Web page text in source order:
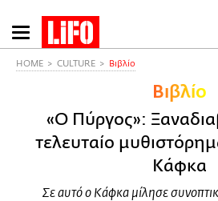
Παράκαμψη
προς
HOME CULTURE Βιβλίο
Βιβλίο
«Ο Πύργος»:
τελευταίο
Κάφκα
Σε αυτό ο Κάφκα μίλησε